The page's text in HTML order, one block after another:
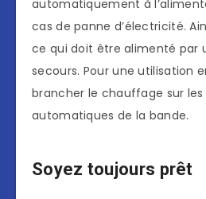
automatiquement à
cas de panne d’électricité.
ce qui doit être alimenté par
secours. Pour une utilisation
brancher le chauffage sur les
automatiques de la bande.
Soyez toujours prêt